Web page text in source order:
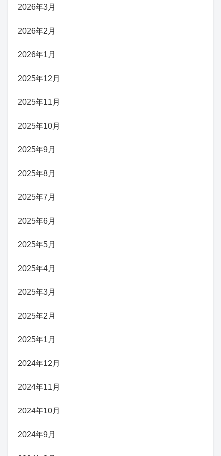
2026年3月
2026年2月
2026年1月
2025年12月
2025年11月
2025年10月
2025年9月
2025年8月
2025年7月
2025年6月
2025年5月
2025年4月
2025年3月
2025年2月
2025年1月
2024年12月
2024年11月
2024年10月
2024年9月